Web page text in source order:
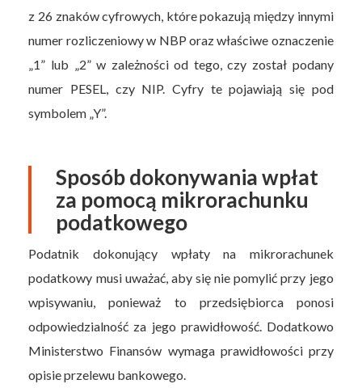
z 26 znaków cyfrowych, które pokazują między innymi
numer rozliczeniowy w NBP oraz właściwe oznaczenie
„1” lub „2” w zależności od tego, czy został podany
numer PESEL, czy NIP. Cyfry te pojawiają się pod
symbolem „Y”.
Sposób dokonywania wpłat
za pomocą mikrorachunku
podatkowego
Podatnik dokonujący wpłaty na mikrorachunek
podatkowy musi uważać, aby się nie pomylić przy jego
wpisywaniu, ponieważ to przedsiębiorca ponosi
odpowiedzialność za jego prawidłowość. Dodatkowo
Ministerstwo Finansów wymaga prawidłowości przy
opisie przelewu bankowego.